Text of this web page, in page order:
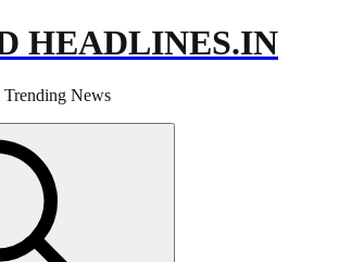
HEADLINES.IN
News